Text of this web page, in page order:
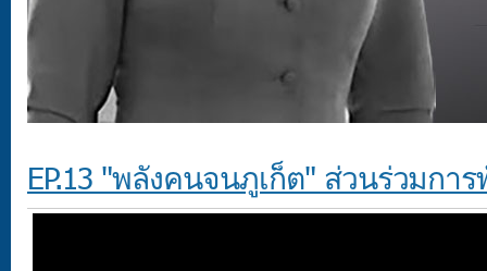
EP.13 "พลังคนจนภูเก็ต" ส่วนร่วมกา